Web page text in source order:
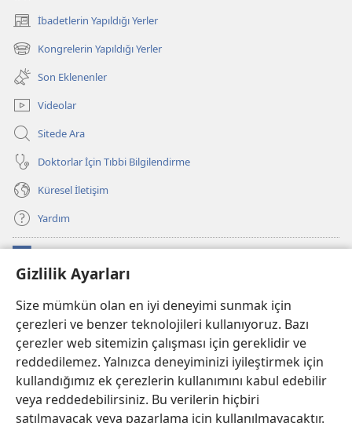
Gizlilik Ayarları
Size mümkün olan en iyi deneyimi sunmak için
çerezleri ve benzer teknolojileri kullanıyoruz. Bazı
çerezler web sitemizin çalışması için gereklidir ve
reddedilemez. Yalnızca deneyiminizi iyileştirmek için
kullandığımız ek çerezlerin kullanımını kabul edebilir
veya reddedebilirsiniz. Bu verilerin hiçbiri
satılmayacak veya pazarlama için kullanılmayacaktır.
İbadetlerin Yapıldığı Yerler
(yeni
pencere
açar)
Kongrelerin Yapıldığı Yerler
(yeni
pencere
açar)
Son Eklenenler
Videolar
Sitede Ara
Doktorlar İçin Tıbbi Bilgilendirme
Küresel İletişim
Yardım
(yeni
pencere
Watchtower ONLINE KÜTÜPHANE
(yeni
pencere
açar)
JW Hub ®
(yeni
pencere
açar)
®
Watchtower Library®